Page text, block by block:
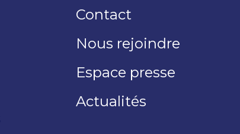
Contact
Nous rejoindre
Espace presse
Actualités